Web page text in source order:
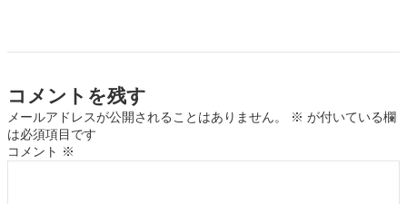
コメントを残す
メールアドレスが公開されることはありません。 ※ が付いている欄
は必須項目です
コメント ※